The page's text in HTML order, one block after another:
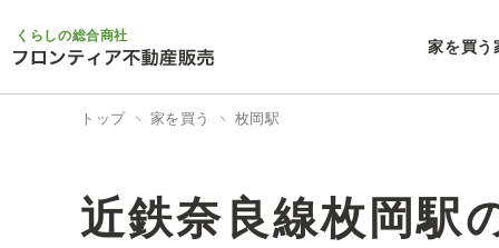
くらしの総合商社
家を買う
トップ 家を買う 枚岡駅
近鉄奈良線枚岡駅